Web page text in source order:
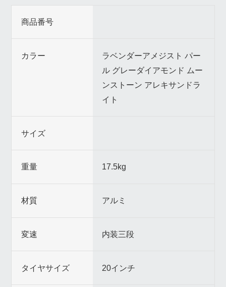
商品番号
カラー
ラベンダーアメジスト パー
ル グレーダイアモンド ムー
ンストーン アレキサンドラ
イト
サイズ
重量 17.5kg
材質 アルミ
変速 内装三段
タイヤサイズ 20インチ